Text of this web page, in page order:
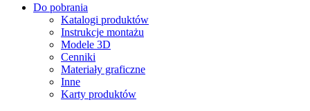
Do pobrania
Katalogi produktów
Instrukcje montażu
Modele 3D
Cenniki
Materiały graficzne
Inne
Karty produktów